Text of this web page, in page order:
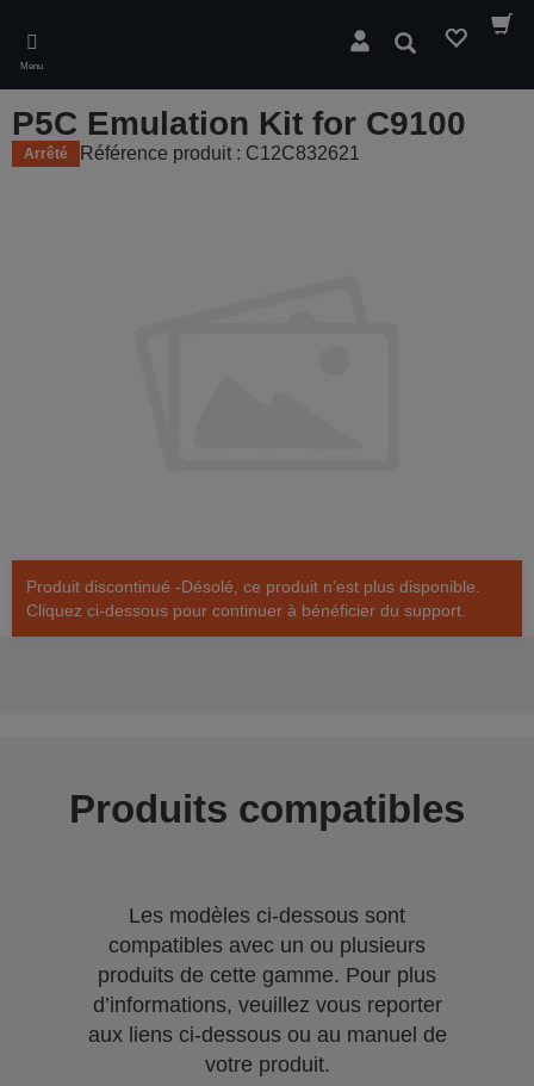
main
content
Menu
Rechercher
P5C Emulation Kit for C9100
Arrêté Référence produit : C12C832621
Produit discontinué -Désolé, ce produit n’est plus disponible.
Cliquez ci-dessous pour continuer à bénéficier du support.
Produits compatibles
Les modèles ci-dessous sont
compatibles avec un ou plusieurs
produits de cette gamme. Pour plus
d’informations, veuillez vous reporter
aux liens ci-dessous ou au manuel de
votre produit.